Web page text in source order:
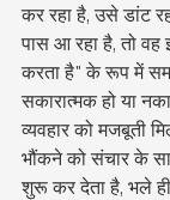
कर रहा है, उसे डांट
पास आ रहा है, तो वह
करता है" के रूप में
सकारात्मक हो या
व्यवहार को मजबूती
भौंकने को संचार के
शुरू कर देता है, भले